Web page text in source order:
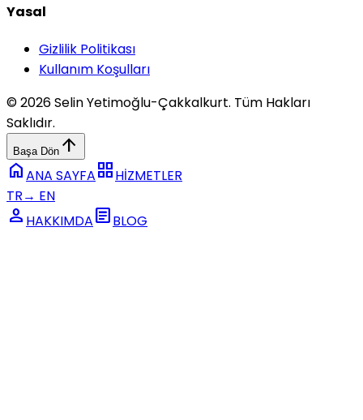
Yasal
Gizlilik Politikası
Kullanım Koşulları
© 2026 Selin Yetimoğlu-Çakkalkurt. Tüm Hakları
Saklıdır.
Başa Dön arrow_upward
homeANA SAYFAgrid_viewHİZMETLER
TR→ EN
person HAKKIMDAarticleBLOG